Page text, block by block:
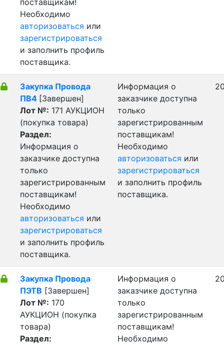
поставщикам!
Необходимо
авторизоваться или
зарегистрироваться
и заполнить профиль
поставщика.
Закупка Провода
ПВ4 [Завершен]
Лот №: 171 АУКЦИОН
(покупка товара)
Раздел:
Информация о
заказчике доступна
только
зарегистрированным
поставщикам!
Необходимо
авторизоваться или
зарегистрироваться
и заполнить профиль
поставщика.
Информация о
заказчике доступна
только
зарегистрированным
поставщикам!
Необходимо
авторизоваться или
зарегистрироваться
и заполнить профиль
поставщика.
Закупка Провода
ПЭТВ [Завершен]
Лот №: 170
АУКЦИОН (покупка
товара)
Раздел:
Информация о
заказчике доступна
только
зарегистрированным
поставщикам!
Необходимо